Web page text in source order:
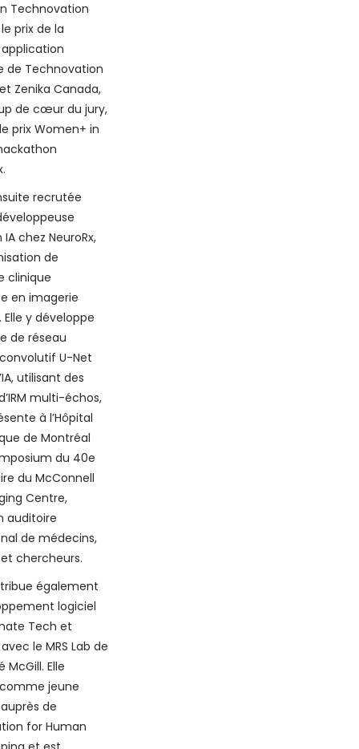
Technovation
prix de la
de Technovation
Zenika Canada,
de cœur du jury,
prix Women+ in
recrutée
chez NeuroRx,
de
clinique
en imagerie
y développe
de réseau
U-Net
utilisant des
multi-échos,
à l’Hôpital
de Montréal
du 40e
du McConnell
Centre,
auditoire
de médecins,
chercheurs.
également
logiciel
Tech et
le MRS Lab de
McGill. Elle
jeune
de
for Human